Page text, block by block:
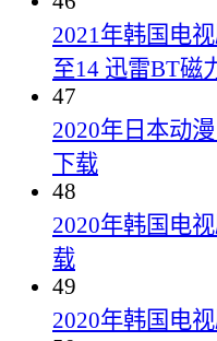
2021年韩国电
至14 迅雷BT磁
47
2020年日本动
下载
48
2020年韩国电
载
49
2020年韩国电